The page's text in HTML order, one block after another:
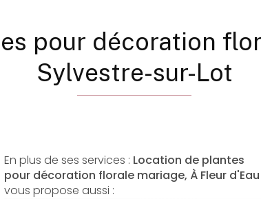
pour décoration
Sylvestre-sur-Lot
En plus de ses services : Location de plantes
pour décoration florale mariage, À Fleur d'Eau
vous propose aussi :